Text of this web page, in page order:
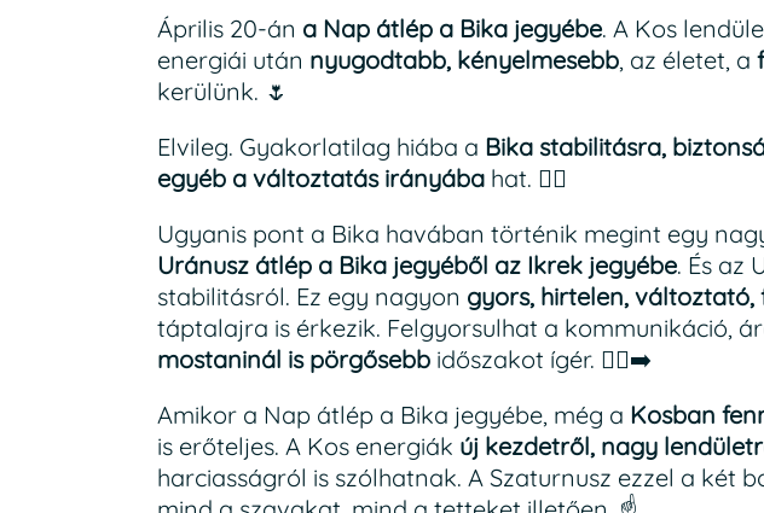
Április 20-án a Nap átlép a Bika jegyébe. A Kos
energiái után nyugodtabb, kényelmesebb, az életet, a
kerülünk. 🌷
Elvileg. Gyakorlatilag hiába a Bika stabilitásra,
egyéb a változtatás irányába hat. 🤸‍♀️
Ugyanis pont a Bika havában történik megint egy
Uránusz átlép a Bika jegyéből az Ikrek jegyébe. És az
stabilitásról. Ez egy nagyon gyors, hirtelen,
táptalajra is érkezik. Felgyorsulhat a kommunikáció,
mostaninál is pörgősebb időszakot ígér. 🏃‍♂️‍➡️
Amikor a Nap átlép a Bika jegyébe, még a Kosban
is erőteljes. A Kos energiák új kezdetről, nagy
harciasságról is szólhatnak. A Szaturnusz ezzel a két